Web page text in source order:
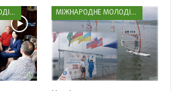
МІЖНАРОДНЕ МОЛОДІЖНЕ СПОРТИВНЕ ПАРТНЕРСТВО МІЖНАРОДНЕ МОЛОДІЖНЕ СПОРТИВНЕ ПАРТНЕРСТВО